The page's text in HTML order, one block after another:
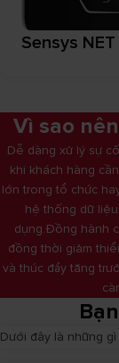
Sensys
Vì sao
Dễ dàng xử lý sự
khi khách hàng
lớn trong tổ chức
hệ thống dữ
dụng.Đồng hành
đồng thời giảm
và thúc đẩy tăng
Dưới đây là những